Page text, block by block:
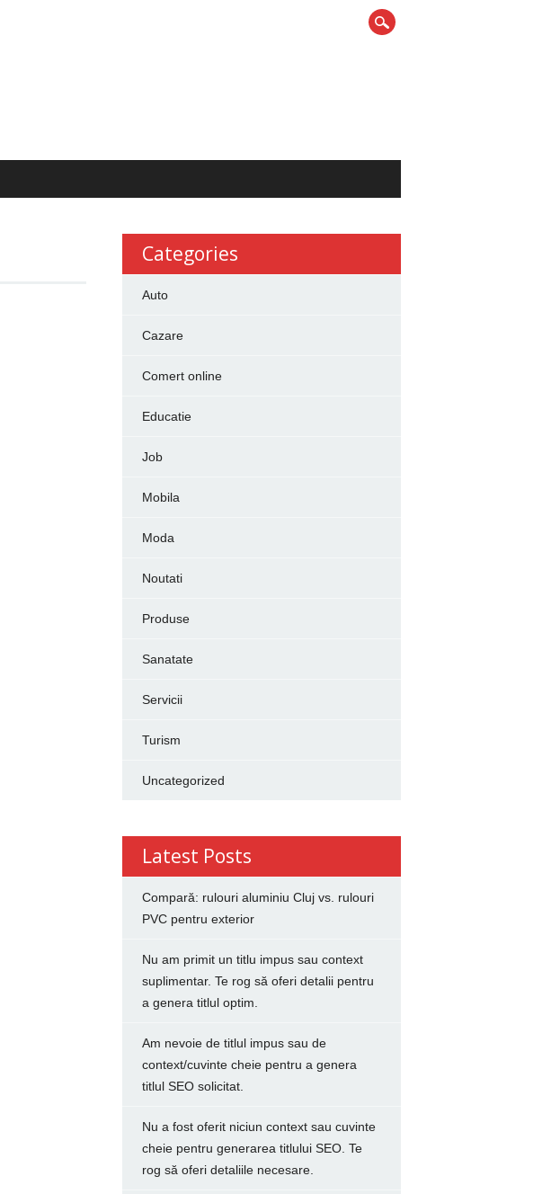
Categories
Auto
Cazare
Comert online
Educatie
Job
Mobila
Moda
Noutati
Produse
Sanatate
Servicii
Turism
Uncategorized
Latest Posts
Compară: rulouri aluminiu Cluj vs. rulouri
PVC pentru exterior
Nu am primit un titlu impus sau context
suplimentar. Te rog să oferi detalii pentru
a genera titlul optim.
Am nevoie de titlul impus sau de
context/cuvinte cheie pentru a genera
titlul SEO solicitat.
Nu a fost oferit niciun context sau cuvinte
cheie pentru generarea titlului SEO. Te
rog să oferi detaliile necesare.